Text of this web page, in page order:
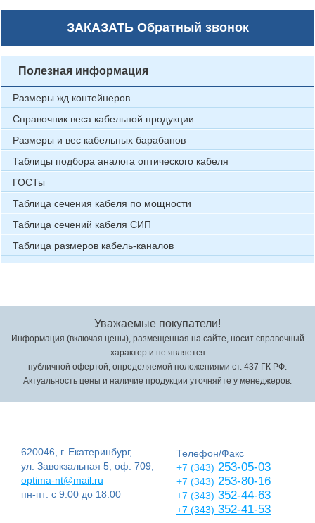
ЗАКАЗАТЬОбратный звонок
Полезная информация
Размеры жд контейнеров
Справочник веса кабельной продукции
Размеры и вес кабельных барабанов
Таблицы подбора аналога оптического кабеля
ГОСТы
Таблица сечения кабеля по мощности
Таблица сечений кабеля СИП
Таблица размеров кабель-каналов
Уважаемые покупатели!
Информация (включая цены), размещенная на сайте, носит справочный
характер и не является
публичной офертой, определяемой положениями ст. 437 ГК РФ.
Актуальность цены и наличие продукции уточняйте у менеджеров.
620046, г. Екатеринбург,
ул. Завокзальная 5, оф. 709,
optima-nt@mail.ru
пн-пт: с 9:00 до 18:00
Телефон/Факс
+7 (343) 253-05-03
+7 (343) 253-80-16
+7 (343) 352-44-63
+7 (343) 352-41-53